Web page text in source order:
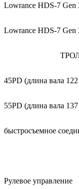
Lowrance HDS-7 Gen
Lowrance HDS-7 Gen
45PD (длина вала
55PD (длина вала
быстросъемное
Рулевое управление